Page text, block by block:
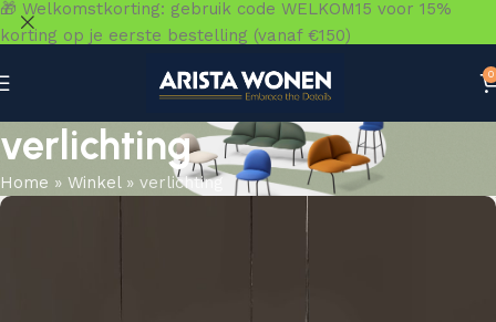
0
verlichting
Home » Winkel» verlichting
🎁 Welkomstkorting: gebruik code WELKOM15 voor 15%
korting op je eerste bestelling (vanaf €150)